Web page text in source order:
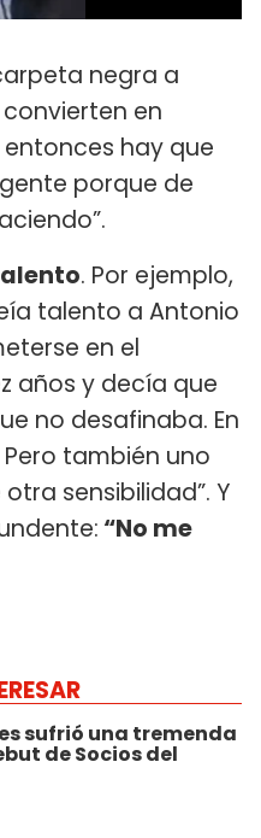
negra a
en
hay que
porque de
. Por ejemplo,
talento a Antonio
en el
años y decía que
no desafinaba. En
también uno
sensibilidad”. Y
“No me
sufrió una tremenda
de Socios del